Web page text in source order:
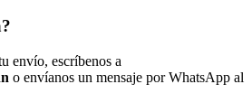
envío, escríbenos a
o envíanos un mensaje por WhatsApp al